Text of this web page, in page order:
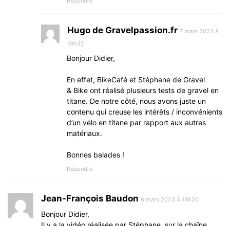
Hugo de Gravelpassion.fr 7 mars 2023 À
10h32
Bonjour Didier,
En effet, BikeCafé et Stéphane de Gravel
& Bike ont réalisé plusieurs tests de gravel en
titane. De notre côté, nous avons juste un
contenu qui creuse les intérêts / inconvénients
d’un vélo en titane par rapport aux autres
matériaux.
Bonnes balades !
Répondre
Jean-François Baudon 6 mars 2023 À 14h20
Bonjour Didier,